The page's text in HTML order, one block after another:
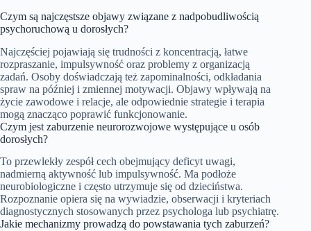
Czym są najczęstsze objawy związane z nadpobudliwością
psychoruchową u dorosłych?
Najczęściej pojawiają się trudności z koncentracją, łatwe
rozpraszanie, impulsywność oraz problemy z organizacją
zadań. Osoby doświadczają też zapominalności, odkładania
spraw na później i zmiennej motywacji. Objawy wpływają na
życie zawodowe i relacje, ale odpowiednie strategie i terapia
mogą znacząco poprawić funkcjonowanie.
Czym jest zaburzenie neurorozwojowe występujące u osób
dorosłych?
To przewlekły zespół cech obejmujący deficyt uwagi,
nadmierną aktywność lub impulsywność. Ma podłoże
neurobiologiczne i często utrzymuje się od dzieciństwa.
Rozpoznanie opiera się na wywiadzie, obserwacji i kryteriach
diagnostycznych stosowanych przez psychologa lub psychiatrę.
Jakie mechanizmy prowadzą do powstawania tych zaburzeń?